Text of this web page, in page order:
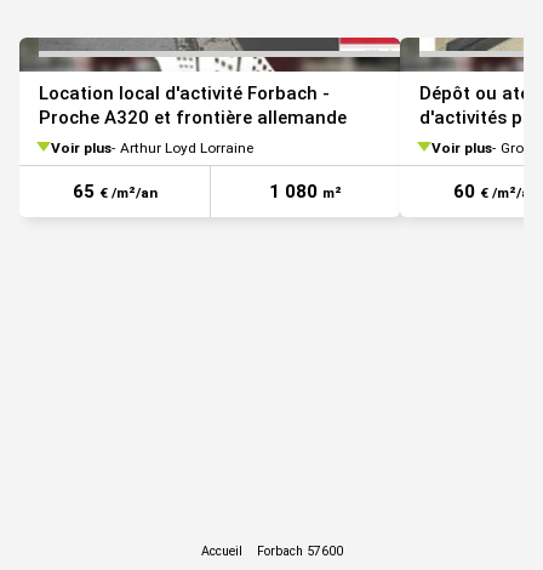
Location local d'activité Forbach -
Proche A320 et frontière allemande
Voir plus Arthur Loyd Lorraine
65 € /m²/an 1 080 m²
Dépôt ou
d'activités
Voir plus
60 € /m²/an